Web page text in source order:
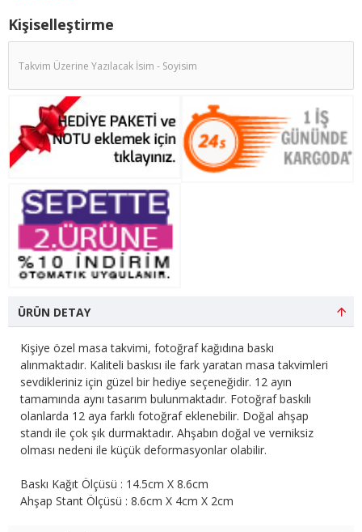
Kişiselleştirme
ÜRÜN DETAY
Kişiye özel masa takvimi, fotoğraf kağıdına baskı
alınmaktadır. Kaliteli baskısı ile fark yaratan masa takvimleri
sevdikleriniz için güzel bir hediye seçeneğidir. 12 ayın
tamamında aynı tasarım bulunmaktadır. Fotoğraf baskılı
olanlarda 12 aya farklı fotoğraf eklenebilir. Doğal ahşap
standı ile çok şık durmaktadır. Ahşabın doğal ve verniksiz
olması nedeni ile küçük deformasyonlar olabilir.
Baskı Kağıt Ölçüsü : 14.5cm X 8.6cm
Ahşap Stant Ölçüsü : 8.6cm X 4cm X 2cm